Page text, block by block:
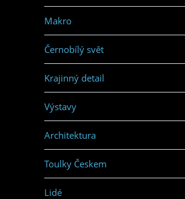
Makro
Černobílý svět
Krajinný detail
Výstavy
Architektura
Toulky Českem
Lidé